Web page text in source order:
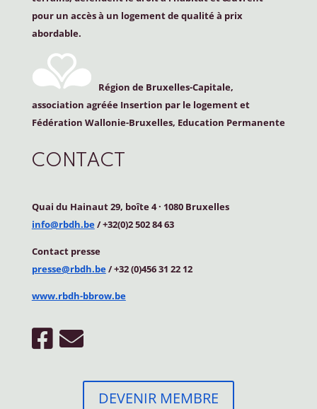
pour un accès à un logement de qualité à prix
abordable.
Région de Bruxelles-Capitale,
association agréée Insertion par le logement et
Fédération Wallonie-Bruxelles, Education Permanente
CONTACT
Quai du Hainaut 29, boîte 4· 1080 Bruxelles
info@rbdh.be/ +32(0)2 502 84 63
Contact presse
presse@rbdh.be/ +32 (0)456 31 22 12
www.rbdh-bbrow.be
DEVENIR MEMBRE